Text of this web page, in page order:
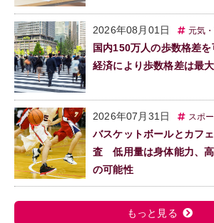
2026年08月01日 元気
国内150万人の歩数格差
経済により歩数格差は最
2026年07月31日 スポ
バスケットボールとカフ
査 低用量は身体能力、
の可能性
もっと見る